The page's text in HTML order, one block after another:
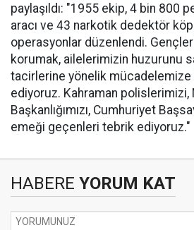
paylaşıldı: "1955 ekip, 4 bin 800
aracı ve 43 narkotik dedektör
operasyonlar düzenlendi.
korumak, ailelerimizin huzurunu
tacirlerine yönelik mücadelemize
ediyoruz. Kahraman polislerimizi,
Başkanlığımızı, Cumhuriyet
emeği geçenleri tebrik ediyoruz."
HABERE YORUM KAT